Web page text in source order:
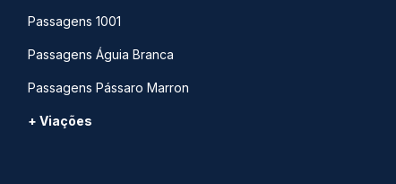
Passagens 1001
Passagens Águia Branca
Passagens Pássaro Marron
+ Viações